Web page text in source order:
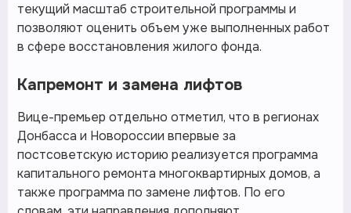
текущий масштаб строительной программы и
позволяют оценить объем уже выполненных работ
в сфере восстановления жилого фонда.
Капремонт и замена лифтов
Вице-премьер отдельно отметил, что в регионах
Донбасса и Новороссии впервые за
постсоветскую историю реализуется программа
капитального ремонта многоквартирных домов, а
также программа по замене лифтов. По его